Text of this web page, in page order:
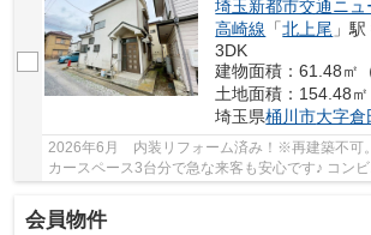
高崎線 「北上尾 」
3DK
建物面積：61.48㎡
土地面積：154.48㎡
埼玉県桶川市大字倉
2026年6月 内装リフォーム済み！※再建築不可
カースペース3台分で急な来客も安心です♪ コン
会員物件